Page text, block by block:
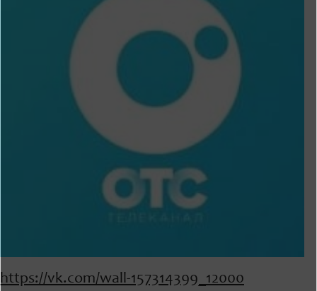
https://vk.com/wall-157314399_12000